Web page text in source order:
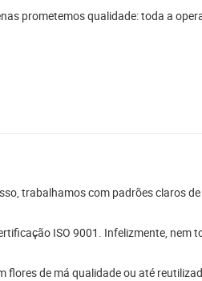
prometemos qualidade: toda a
trabalhamos com padrões claros
ISO 9001. Infelizmente, nem
de má qualidade ou até